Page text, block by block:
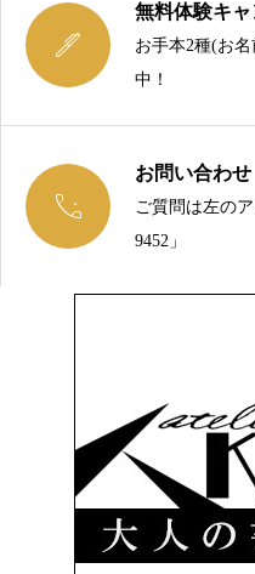

無料体験キ
お手本2種(お
中！

お問い合わせ
ご質問は左の
9452」
今こそ、綺麗な文